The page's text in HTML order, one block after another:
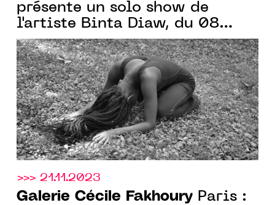
présente un solo show de
l'artiste Binta Diaw, du 08
février au 23 mars 2024
>>> 21.11.2023
Galerie Cécile Fakhoury Paris :